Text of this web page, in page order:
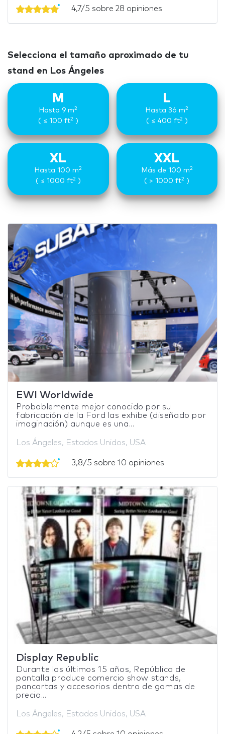
4,7/5 sobre 28 opiniones
Selecciona el tamaño aproximado de tu
stand en Los Ángeles
M
Hasta 9 m2
( ≤ 100 ft2)
L
Hasta 36 m2
( ≤ 400 ft2)
XL
Hasta 100 m2
( ≤ 1000 ft2)
XXL
Más de 100 m2
( > 1000 ft2 )
EWI Worldwide
Probablemente mejor conocido por su
fabricación de la Ford las exhibe (diseñado por
imaginación) aunque es una...
Los Ángeles, Estados Unidos, USA
3,8/5 sobre 10 opiniones
Display Republic
Durante los últimos 15 años, República de
pantalla produce comercio show stands,
pancartas y accesorios dentro de gamas de
precio...
Los Ángeles, Estados Unidos, USA